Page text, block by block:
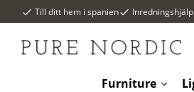
Till ditt hem i spanien
Furniture